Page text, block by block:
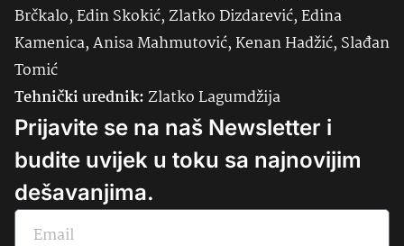
Brčkalo, Edin Skokić, Zlatko Dizdarević, Edina
Kamenica, Anisa Mahmutović, Kenan Hadžić, Slađan
Tomić
Tehnički urednik:Zlatko Lagumdžija
Prijavite se na naš Newsletter i
budite uvijek u toku sa najnovijim
dešavanjima.